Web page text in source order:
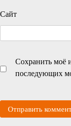
Сайт
Сохранить моё
последующих